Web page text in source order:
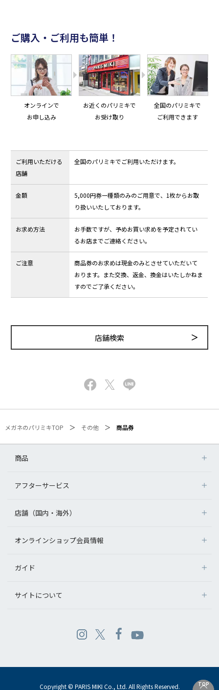
ご購入・ご利用も簡単！
オンラインで
お申し込み
お近くのパリミキで
お受け取り
全国のパリミキで
ご利用できます
ご利用いただける
店舗
全国のパリミキでご利用いただけます。
金額
5,000円券一種類のみのご用意で、1枚からお取
り扱いいたしております。
お求め方法
お手数ですが、予めお買い求めを予定されてい
るお店までご連絡ください。
ご注意
商品券のお求めは現金のみとさせていただいて
おります。また交換、返金、換金はいたしかねま
すのでご了承ください。
店舗検索
メガネのパリミキTOP その他 商品券
TOP
TOP
商品
アフターサービス
店舗（国内・海外）
オンラインショップ会員情報
ガイド
サイトについて
Copyright © PARIS MIKI Co., Ltd. All Rights Reserved.